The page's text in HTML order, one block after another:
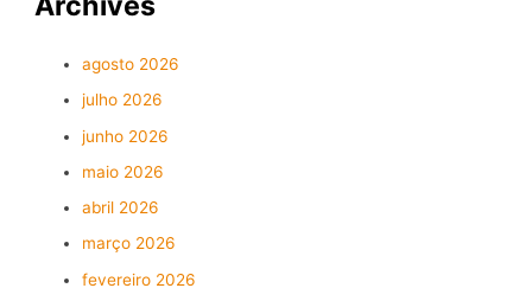
agosto 2026
julho 2026
junho 2026
maio 2026
abril 2026
março 2026
fevereiro 2026